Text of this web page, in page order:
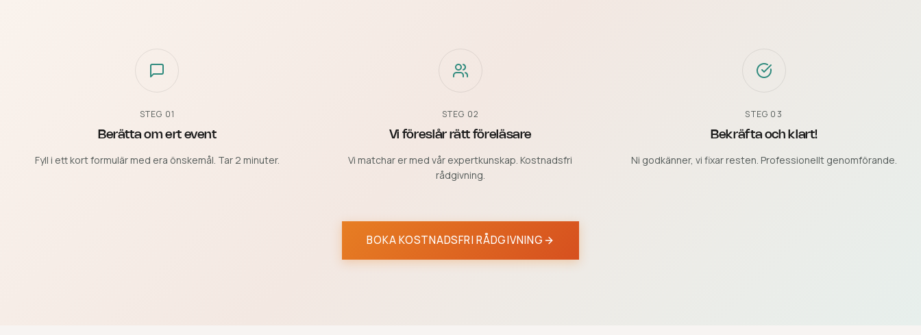
STEG 01
Berätta om ert event
Fyll i ett kort formulär med era önskemål. Tar 2 minuter.
STEG 02
Vi föreslår rätt föreläsare
Vi matchar er med vår expertkunskap. Kostnadsfri
rådgivning.
STEG 03
Bekräfta och klart!
Ni godkänner, vi fixar resten. Professionellt genomförande.
BOKA KOSTNADSFRI RÅDGIVNING